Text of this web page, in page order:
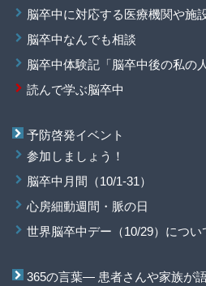
脳卒中に対応する医療機関や施
脳卒中なんでも相談
脳卒中体験記「脳卒中後の私の
読んで学ぶ脳卒中
予防啓発イベント
参加しましょう！
脳卒中月間（10/1-31）
心房細動週間・脈の日
世界脳卒中デー（10/29）につい
365の言葉― 患者さんや家族が